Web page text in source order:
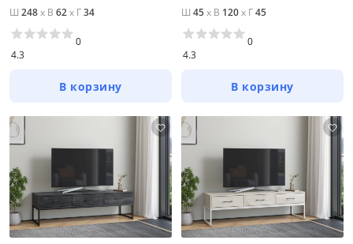
Ш 248x В 62x Г34
4.3
0
В корзину
Ш 45x В 120x Г45
4.3
0
В корзину